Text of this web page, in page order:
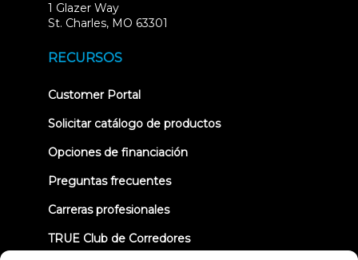
1 Glazer Way
St. Charles, MO 63301
RECURSOS
Customer Portal(opens
new
Solicitar catálogo de productos
Opciones de financiación
Preguntas frecuentes
Carreras profesionales
TRUE Club de Corredores